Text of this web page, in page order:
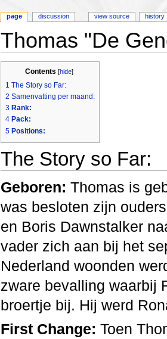
Thomas "De
Contents [hide]
1 The Story so Far:
2 Samenvatting per maand:
3 Rank:
4 Pack:
5 Positions:
The Story so Far:
Geboren: Thomas is
was besloten zijn
en Boris Dawnstalker
vader zich aan bij het
Nederland woonden
zware bevalling waarbij
broertje bij. Hij werd
First Change: Toen
page discussion view source history